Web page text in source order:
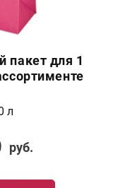
пакет для 1
л
руб.